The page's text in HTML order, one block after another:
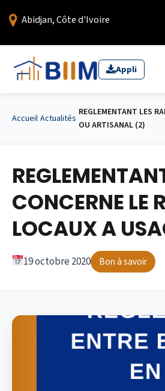
Abidjan, Côte d'Ivoire
Appli
Accueil Actualités
REGLEMENTANT LES
OU ARTISANAL (2)
CONCERNE LE
LOCAUX A
19 octobre 2020 Bon à savoir